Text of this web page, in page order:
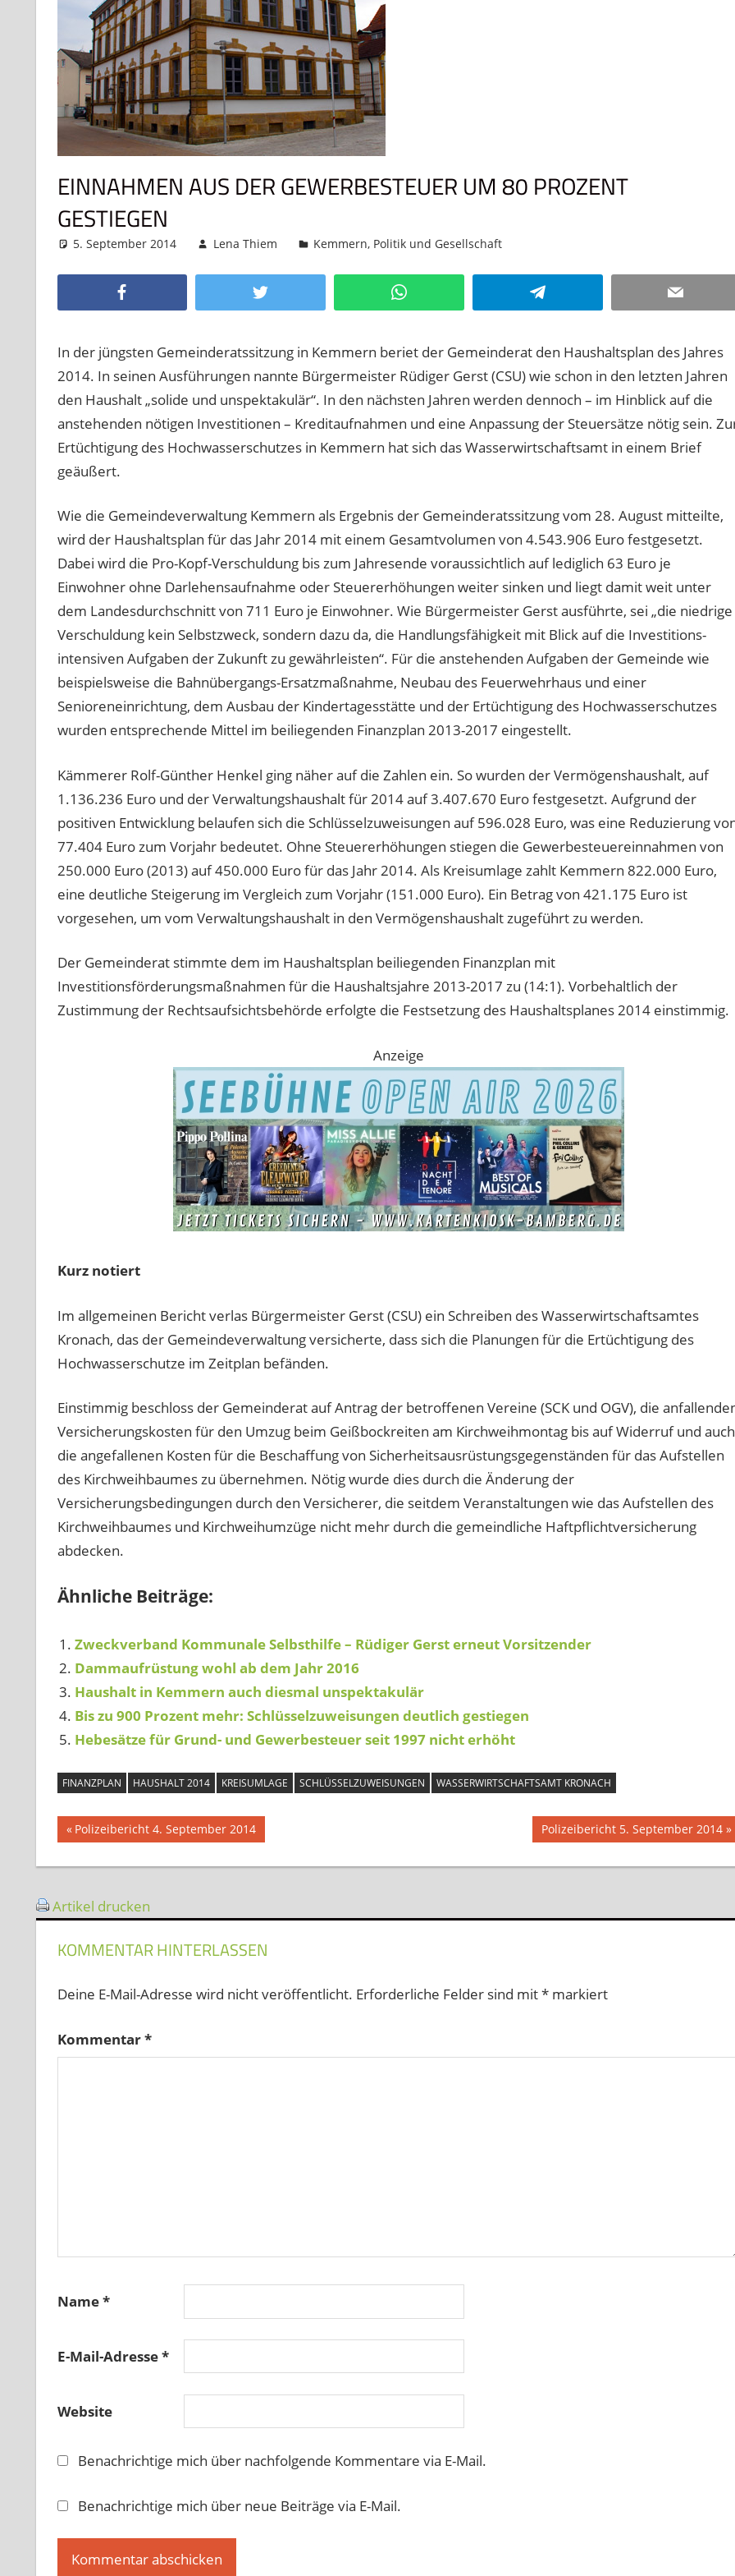
EINNAHMEN AUS DER GEWERBESTEUER UM 80 PROZENT
GESTIEGEN
5. September 2014 Lena Thiem Kemmern, Politik und Gesellschaft
Twitter WhatsApp Telegram Email
In der jüngsten Gemeinderatssitzung in Kemmern beriet der Gemeinderat den Haushaltsplan des Jahres
2014. In seinen Ausführungen nannte Bürgermeister Rüdiger Gerst (CSU) wie schon in den letzten Jahren
den Haushalt „solide und unspektakulär“. In den nächsten Jahren werden dennoch – im Hinblick auf die
anstehenden nötigen Investitionen – Kreditaufnahmen und eine Anpassung der Steuersätze nötig sein.
Ertüchtigung des Hochwasserschutzes in Kemmern hat sich das Wasserwirtschaftsamt in einem Brief
geäußert.
Wie die Gemeindeverwaltung Kemmern als Ergebnis der Gemeinderatssitzung vom 28. August mitteilte,
wird der Haushaltsplan für das Jahr 2014 mit einem Gesamtvolumen von 4.543.906 Euro festgesetzt.
Dabei wird die Pro-Kopf-Verschuldung bis zum Jahresende voraussichtlich auf lediglich 63 Euro je
Einwohner ohne Darlehensaufnahme oder Steuererhöhungen weiter sinken und liegt damit weit unter
dem Landesdurchschnitt von 711 Euro je Einwohner. Wie Bürgermeister Gerst ausführte, sei „die niedrige
Verschuldung kein Selbstzweck, sondern dazu da, die Handlungsfähigkeit mit Blick auf die Investitions-
intensiven Aufgaben der Zukunft zu gewährleisten“. Für die anstehenden Aufgaben der Gemeinde wie
beispielsweise die Bahnübergangs-Ersatzmaßnahme, Neubau des Feuerwehrhaus und einer
Senioreneinrichtung, dem Ausbau der Kindertagesstätte und der Ertüchtigung des Hochwasserschutzes
wurden entsprechende Mittel im beiliegenden Finanzplan 2013-2017 eingestellt.
Kämmerer Rolf-Günther Henkel ging näher auf die Zahlen ein. So wurden der Vermögenshaushalt, auf
1.136.236 Euro und der Verwaltungshaushalt für 2014 auf 3.407.670 Euro festgesetzt. Aufgrund der
positiven Entwicklung belaufen sich die Schlüsselzuweisungen auf 596.028 Euro, was eine Reduzierung
77.404 Euro zum Vorjahr bedeutet. Ohne Steuererhöhungen stiegen die Gewerbesteuereinnahmen von
250.000 Euro (2013) auf 450.000 Euro für das Jahr 2014. Als Kreisumlage zahlt Kemmern 822.000 Euro,
eine deutliche Steigerung im Vergleich zum Vorjahr (151.000 Euro). Ein Betrag von 421.175 Euro ist
vorgesehen, um vom Verwaltungshaushalt in den Vermögenshaushalt zugeführt zu werden.
Der Gemeinderat stimmte dem im Haushaltsplan beiliegenden Finanzplan mit
Investitionsförderungsmaßnahmen für die Haushaltsjahre 2013-2017 zu (14:1). Vorbehaltlich der
Zustimmung der Rechtsaufsichtsbehörde erfolgte die Festsetzung des Haushaltsplanes 2014 einstimmig.
Anzeige
Kurz notiert
Im allgemeinen Bericht verlas Bürgermeister Gerst (CSU) ein Schreiben des Wasserwirtschaftsamtes
Kronach, das der Gemeindeverwaltung versicherte, dass sich die Planungen für die Ertüchtigung des
Hochwasserschutze im Zeitplan befänden.
Einstimmig beschloss der Gemeinderat auf Antrag der betroffenen Vereine (SCK und OGV), die
Versicherungskosten für den Umzug beim Geißbockreiten am Kirchweihmontag bis auf Widerruf und auch
die angefallenen Kosten für die Beschaffung von Sicherheitsausrüstungsgegenständen für das Aufstellen
des Kirchweihbaumes zu übernehmen. Nötig wurde dies durch die Änderung der
Versicherungsbedingungen durch den Versicherer, die seitdem Veranstaltungen wie das Aufstellen des
Kirchweihbaumes und Kirchweihumzüge nicht mehr durch die gemeindliche Haftpflichtversicherung
abdecken.
Ähnliche Beiträge:
Zweckverband Kommunale Selbsthilfe – Rüdiger Gerst erneut Vorsitzender
Dammaufrüstung wohl ab dem Jahr 2016
Haushalt in Kemmern auch diesmal unspektakulär
Bis zu 900 Prozent mehr: Schlüsselzuweisungen deutlich gestiegen
Hebesätze für Grund- und Gewerbesteuer seit 1997 nicht erhöht
FINANZPLAN HAUSHALT 2014 KREISUMLAGE SCHLÜSSELZUWEISUNGEN WASSERWIRTSCHAFTSAMT KRONACH
Beitragsnavigation
Vorheriger
Polizeibericht 4. September 2014
Nächster
Polizeibericht 5. September 2014
Artikel drucken
KOMMENTAR HINTERLASSEN
Deine E-Mail-Adresse wird nicht veröffentlicht. Erforderliche Felder sind mit*markiert
Kommentar*
Name*
E-Mail-Adresse*
Website
Benachrichtige mich über nachfolgende Kommentare via E-Mail.
Benachrichtige mich über neue Beiträge via E-Mail.